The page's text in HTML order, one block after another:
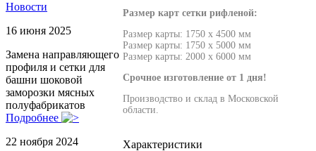
Новости
16 июня 2025
Замена направляющего
профиля и сетки для
башни шоковой
заморозки мясных
полуфабрикатов
Подробнее
22 ноября 2024
Размер карт сетки рифленой:
Размер карты: 1750 х 4500 мм
Размер карты: 1750 х 5000 мм
Размер карты: 2000 х 6000 мм
Срочное изготовление от 1 дня!
Производство и склад в Московской
области.
Характеристики